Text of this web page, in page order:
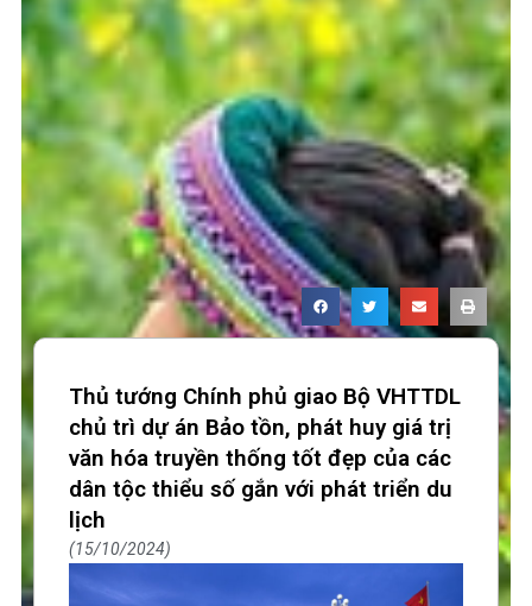
Thủ tướng Chính phủ giao Bộ VHTTDL
chủ trì dự án Bảo tồn, phát huy giá trị
văn hóa truyền thống tốt đẹp của các
dân tộc thiểu số gắn với phát triển du
lịch
15/10/2024